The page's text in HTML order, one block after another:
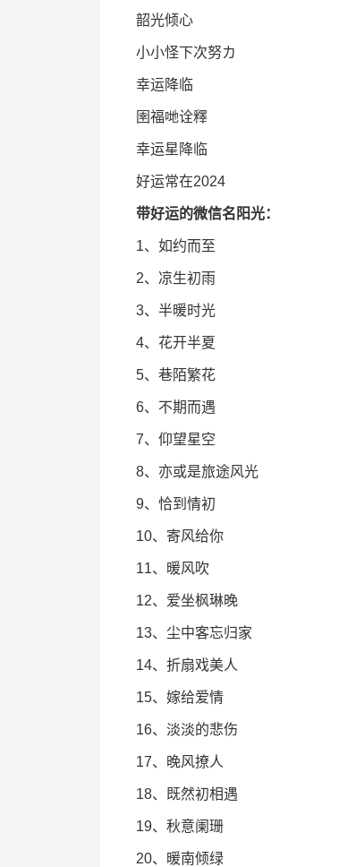
韶光倾心
小小怪下次努カ
幸运降临
圉福哋诠釋
幸运星降临
好运常在2024
带好运的微信名阳光：
1、如约而至
2、凉生初雨
3、半暖时光
4、花开半夏
5、巷陌繁花
6、不期而遇
7、仰望星空
8、亦或是旅途风光
9、恰到情初
10、寄风给你
11、暖风吹
12、爱坐枫琳晚
13、尘中客忘归家
14、折扇戏美人
15、嫁给爱情
16、淡淡的悲伤
17、晚风撩人
18、既然初相遇
19、秋意阑珊
20、暖南倾绿